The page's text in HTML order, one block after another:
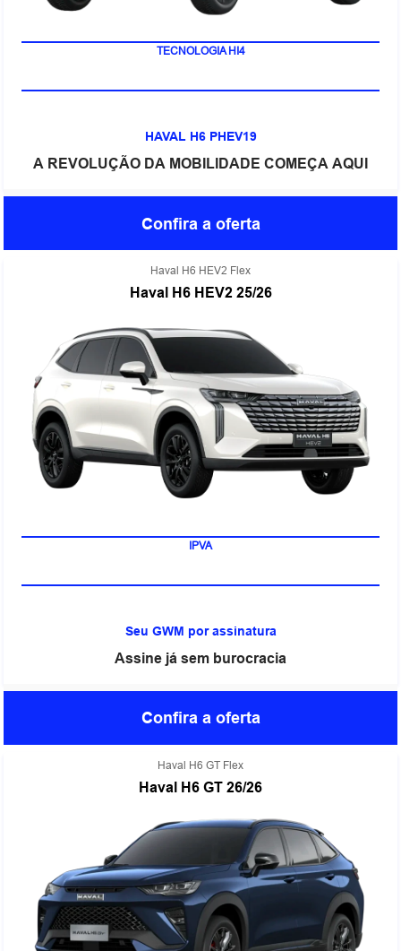
TECNOLOGIA HI4
HAVAL H6 PHEV19
A REVOLUÇÃO DA MOBILIDADE COMEÇA AQUI
Confira a oferta
Haval H6 HEV2 Flex
Haval H6 HEV2 25/26
IPVA
Seu GWM por assinatura
Assine já sem burocracia
Confira a oferta
Haval H6 GT Flex
Haval H6 GT 26/26